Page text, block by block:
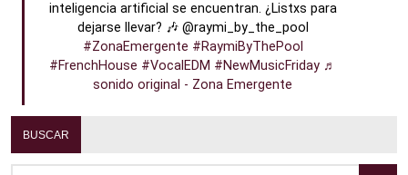
inteligencia artificial se encuentran. ¿Listxs para
dejarse llevar? 🎶 @raymi_by_the_pool
#ZonaEmergente #RaymiByThePool
#FrenchHouse #VocalEDM #NewMusicFriday ♬
sonido original - Zona Emergente
BUSCAR